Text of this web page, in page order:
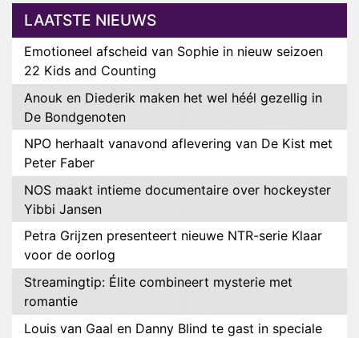
LAATSTE NIEUWS
Emotioneel afscheid van Sophie in nieuw seizoen
22 Kids and Counting
Anouk en Diederik maken het wel héél gezellig in
De Bondgenoten
NPO herhaalt vanavond aflevering van De Kist met
Peter Faber
NOS maakt intieme documentaire over hockeyster
Yibbi Jansen
Petra Grijzen presenteert nieuwe NTR-serie Klaar
voor de oorlog
Streamingtip: Élite combineert mysterie met
romantie
Louis van Gaal en Danny Blind te gast in speciale